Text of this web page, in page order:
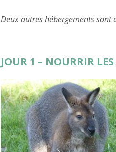
Deux autres hébergements sont
JOUR 1 – NOURRIR